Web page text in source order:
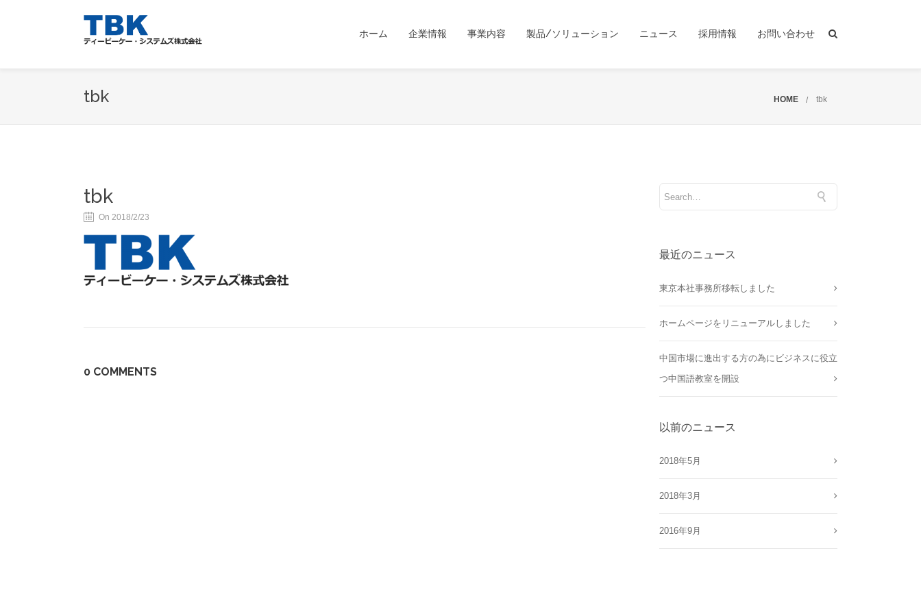
ホーム 企業情報 事業内容 製品/ソリューション ニュース 採用情報 お問い合わせ
tbk HOME tbk
tbk
On 2018/2/23
0 COMMENTS
最近のニュース
東京本社事務所移転しました
ホームページをリニューアルしました
中国市場に進出する方の為にビジネスに役立
つ中国語教室を開設
以前のニュース
2018年5月
2018年3月
2016年9月